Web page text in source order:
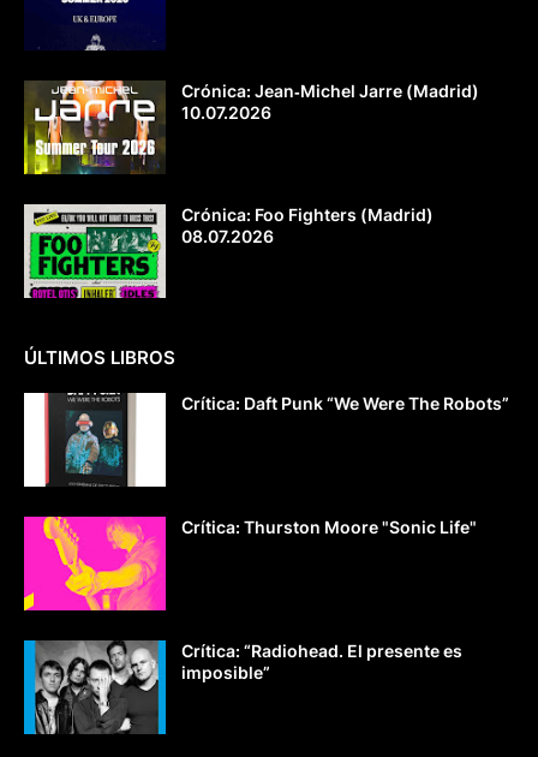
Crónica: Jean‐Michel Jarre (Madrid)
10.07.2026
Crónica: Foo Fighters (Madrid)
08.07.2026
ÚLTIMOS LIBROS
Crítica: Daft Punk “We Were The Robots”
Crítica: Thurston Moore "Sonic Life"
Crítica: “Radiohead. El presente es
imposible”